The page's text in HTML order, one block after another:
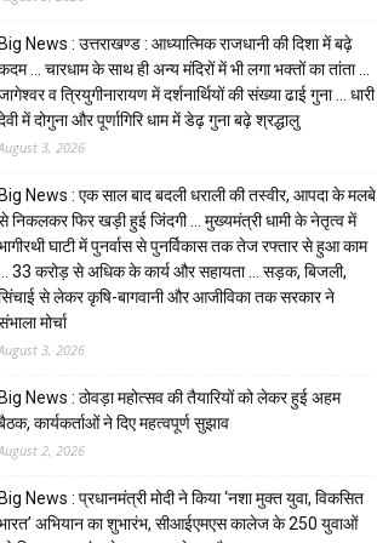
Big News : उत्तराखण्ड : आध्यात्मिक राजधानी की दिशा में बढ़े
… चारधाम के साथ ही अन्य मंदिरों में भी लगा भक्तों का तांता …
व त्रियुगीनारायण में दर्शनार्थियों की संख्या ढाई गुना … धारी
में दोगुना और पूर्णागिरि धाम में डेढ़ गुना बढ़े श्रद्धालु
3, 2026
Big News : एक साल बाद बदली धराली की तस्वीर, आपदा के मलबे
निकलकर फिर खड़ी हुई जिंदगी … मुख्यमंत्री धामी के नेतृत्व में
घाटी में पुनर्वास से पुनर्विकास तक तेज रफ्तार से हुआ काम
… ₹33 करोड़ से अधिक के कार्य और सहायता … सड़क, बिजली,
से लेकर कृषि-बागवानी और आजीविका तक सरकार ने
मोर्चा
3, 2026
Big News : ठोवड़ा महोत्सव की तैयारियों को लेकर हुई अहम
कार्यकर्ताओं ने दिए महत्वपूर्ण सुझाव
2, 2026
Big News : प्रधानमंत्री मोदी ने किया ‘नशा मुक्त युवा, विकसित
अभियान का शुभारंभ, सीआईएमएस कालेज के 250 युवाओं